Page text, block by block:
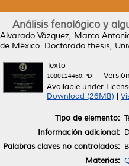
Análisis fenológico y
Alvarado Vázquez, Marco
de México. Doctorado thesis,
Texto
1080124460.PDF -
Available under
Download (26MB)
Tipo de elemento:
Información adicional:
Palabras claves no controlados:
Materias: